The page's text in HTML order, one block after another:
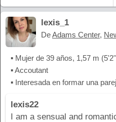
lexis_1
DeAdams Center,
▪ Mujer de 39 años, 1,57 m
▪ Accoutant
▪ Interesada en formar una
lexis22
I am a sensual and